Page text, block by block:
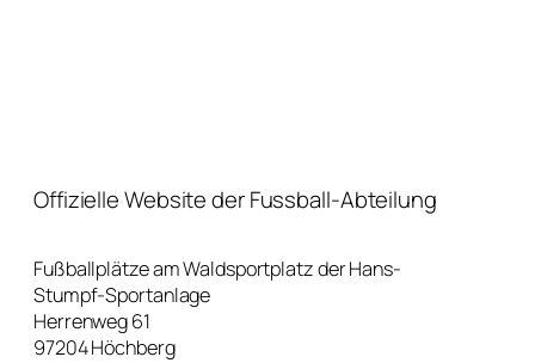
Offizielle Website der Fussball-Abteilung
Fußballplätze am Waldsportplatz der Hans-
Stumpf-Sportanlage
Herrenweg 61
97204 Höchberg